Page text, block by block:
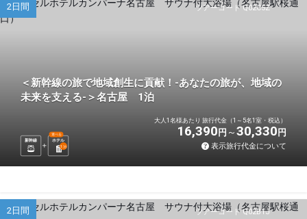
ツアーコード Q02C5Z
2日間
＜新幹線の旅で地域創生に貢献！-あなたの旅が、地域の
未来を支える-＞名古屋 1泊
新幹線 ホテル
選べる
1 泊
大人1名様あたり 旅行代金（1～5名1室・税込）
16,390 円 30,330 円
表示旅行代金について
ツアーコード Q02B1J
2日間